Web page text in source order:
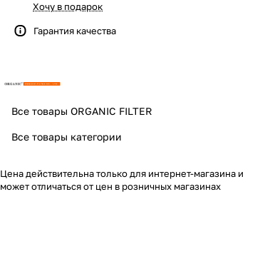
Хочу в подарок
Гарантия качества
Все товары ORGANIC FILTER
Все товары категории
Цена действительна только для интернет-магазина и
может отличаться от цен в розничных магазинах